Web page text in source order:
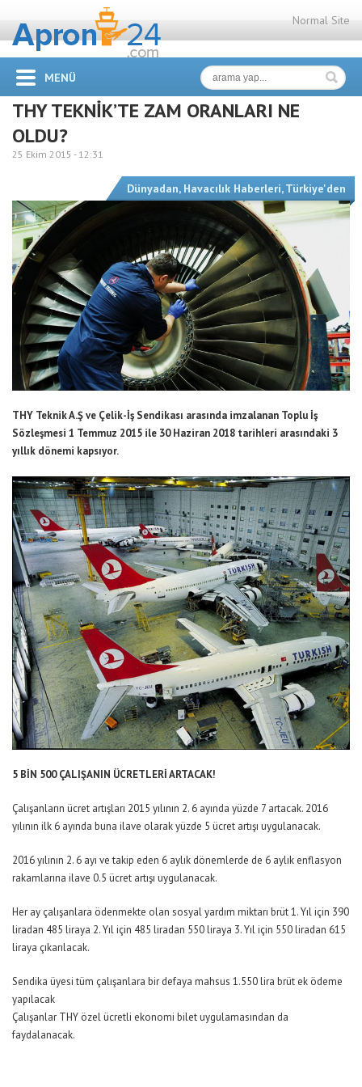
Normal Site
MENÜ
THY TEKNİK’TE ZAM ORANLARI NE
OLDU?
25 Ekim 2015 - 12:31
Dünyadan, Havacılık Haberleri,Türkiye'den
THY Teknik A.Ş ve Çelik-İş Sendikası arasında imzalanan Toplu İş
Sözleşmesi 1 Temmuz 2015 ile 30 Haziran 2018 tarihleri arasındaki 3
yıllık dönemi kapsıyor.
5 BİN 500 ÇALIŞANIN ÜCRETLERİ ARTACAK!
Çalışanların ücret artışları 2015 yılının 2. 6 ayında yüzde 7 artacak. 2016
yılının ilk 6 ayında buna ilave olarak yüzde 5 ücret artışı uygulanacak.
2016 yılının 2. 6 ayı ve takip eden 6 aylık dönemlerde de 6 aylık enflasyon
rakamlarına ilave 0.5 ücret artışı uygulanacak.
Her ay çalışanlara ödenmekte olan sosyal yardım miktarı brüt 1. Yıl için 390
liradan 485 liraya 2. Yıl için 485 liradan 550 liraya 3. Yıl için 550 liradan 615
liraya çıkarılacak.
Sendika üyesi tüm çalışanlara bir defaya mahsus 1.550 lira brüt ek ödeme
yapılacak
Çalışanlar THY özel ücretli ekonomi bilet uygulamasından da
faydalanacak.